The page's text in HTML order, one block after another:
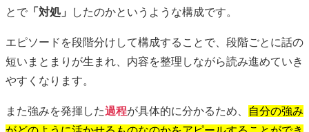
とで 「対処」 したのかというような構成です。
エピソードを段階分けして構成することで、段階ごとに話の
短いまとまりが生まれ、内容を整理しながら読み進めていき
やすくなります。
また強みを発揮した過程が具体的に分かるため、
自分の強み